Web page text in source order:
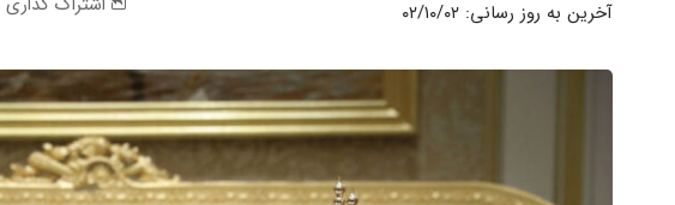
آخرین به روز رسانی: ۰۲/۱۰/۰۲